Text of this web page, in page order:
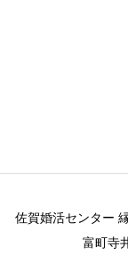
佐賀婚活センター
富町寺